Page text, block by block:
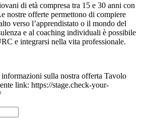
di età compresa tra 15 e 30 anni con
nostre offerte permettono di compiere
verso l’apprendistato o il mondo del
e al coaching individuali è possibile
e integrarsi nella vita professionale.
sulla nostra offerta Tavolo
link: https://stage.check-your-